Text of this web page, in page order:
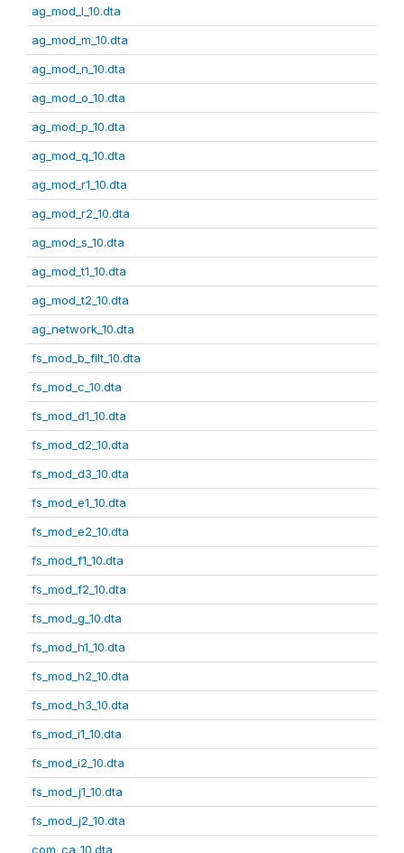
ag_mod_l_10.dta
ag_mod_m_10.dta
ag_mod_n_10.dta
ag_mod_o_10.dta
ag_mod_p_10.dta
ag_mod_q_10.dta
ag_mod_r1_10.dta
ag_mod_r2_10.dta
ag_mod_s_10.dta
ag_mod_t1_10.dta
ag_mod_t2_10.dta
ag_network_10.dta
fs_mod_b_filt_10.dta
fs_mod_c_10.dta
fs_mod_d1_10.dta
fs_mod_d2_10.dta
fs_mod_d3_10.dta
fs_mod_e1_10.dta
fs_mod_e2_10.dta
fs_mod_f1_10.dta
fs_mod_f2_10.dta
fs_mod_g_10.dta
fs_mod_h1_10.dta
fs_mod_h2_10.dta
fs_mod_h3_10.dta
fs_mod_i1_10.dta
fs_mod_i2_10.dta
fs_mod_j1_10.dta
fs_mod_j2_10.dta
com_ca_10.dta